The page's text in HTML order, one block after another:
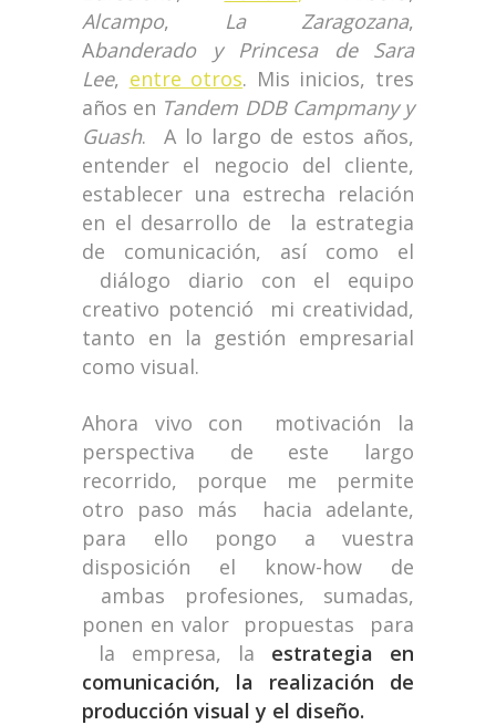
Alcampo, La Zaragozana,
Abanderado y Princesa de Sara
Lee, entre otros. Mis inicios, tres
años en Tandem DDB Campmany y
Guash. A lo largo de estos años,
entender el negocio del cliente,
establecer una estrecha relación
en el desarrollo de la estrategia
de comunicación, así como el
diálogo diario con el equipo
creativo potenció mi creatividad,
tanto en la gestión empresarial
como visual.
Ahora vivo con motivación la
perspectiva de este largo
recorrido, porque me permite
otro paso más hacia adelante,
para ello pongo a vuestra
disposición el know-how de
ambas profesiones, sumadas,
ponen en valor propuestas para
la empresa, la estrategia en
comunicación, la realización de
producción visual y el diseño.